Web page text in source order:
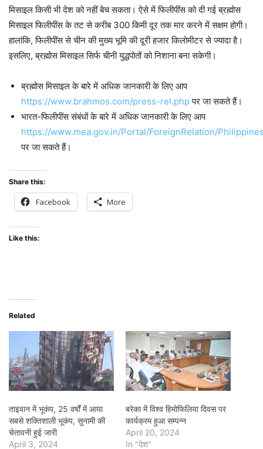
मिसाइल किसी भी देश को नहीं बेच सकता। ऐसे में फिलीपींस को दी गई ब्रह्मोस
मिसाइल फिलीपींस के तट से करीब 300 किमी दूर तक मार करने में सक्षम होगी।
हालांकि, फिलीपींस से चीन की मुख्य भूमि की दूरी हजार किलोमीटर से ज्यादा है।
इसलिए, ब्रह्मोस मिसाइल सिर्फ चीनी युद्धपोतों को निशाना बना सकेगी।
ब्रह्मोस मिसाइल के बारे में अधिक जानकारी के लिए आप
https://www.brahmos.com/press-rel.phpपर जा सकते हैं।
भारत-फिलीपींस संबंधों के बारे में अधिक जानकारी के लिए आप
https://www.mea.gov.in/Portal/ForeignRelation/
पर जा सकते हैं।
Share this:
Facebook More
Like this:
Related
ताइवान में भूकंप, 25 वर्षों में आया
सबसे शक्तिशाली भूकंप, सुनामी की
चेतावनी हुई जारी
April 3, 2024
बरेका में विश्व हिमोफिलिया दिवस पर
कार्यक्रम हुआ सम्पन्न
April 20, 2024
In "देश"